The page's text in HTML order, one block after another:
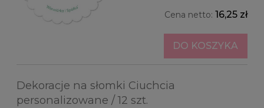
Cena netto: 16,25 zł
DO KOSZYKA
Dekoracje na słomki Ciuchcia
personalizowane / 12 szt.